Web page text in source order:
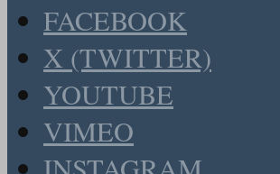
FACEBOOK
X (TWITTER)
YOUTUBE
VIMEO